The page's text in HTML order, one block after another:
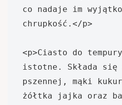
co nadaje im
chrupkość.</p>
<p>Ciasto do
istotne. Składa się
pszennej, mąki
żółtka jajka oraz